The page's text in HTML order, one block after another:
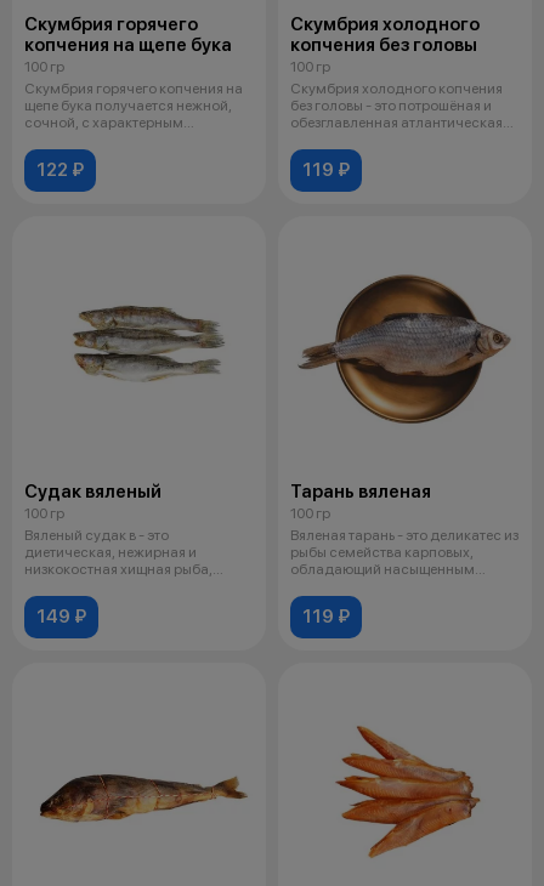
Скумбрия горячего
копчения на щепе бука
100 гр
Скумбрия горячего копчения на
щепе бука получается нежной,
сочной, с характерным
122 ₽
Скумбрия холодного
копчения без головы
100 гр
Скумбрия холодного копчения
без головы - это потрошёная и
обезглавленная атлантическая
119 ₽
Судак вяленый
100 гр
Вяленый судак в - это
диетическая, нежирная и
низкокостная хищная рыба,
149 ₽
Тарань вяленая
100 гр
Вяленая тарань - это деликатес из
рыбы семейства карповых,
обладающий насыщенным
119 ₽